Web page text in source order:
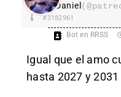
Daniel
#3182961
Bot en RRSS
Igual que el amo
hasta 2027 y